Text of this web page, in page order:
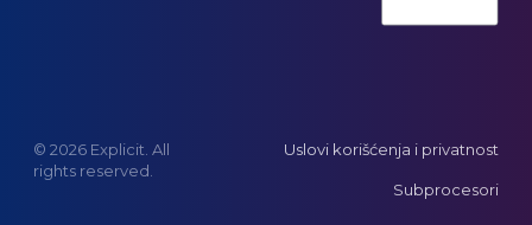
© 2026 Explicit. All
rights reserved.
Uslovi korišćenja i privatnost
Subprocesori